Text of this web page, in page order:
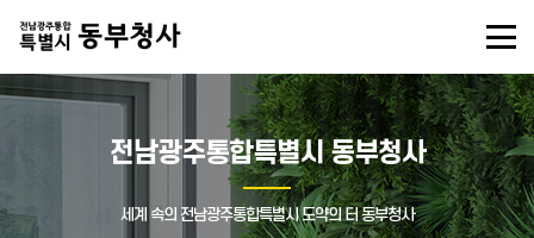
전남광주통합특별시 동부청사
세계 속의 전남광주통합특별시 도약의 터 동부청사